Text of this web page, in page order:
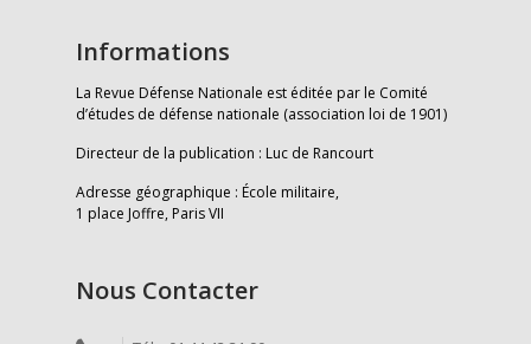
Informations
La Revue Défense Nationale est éditée par le Comité
d’études de défense nationale (association loi de 1901)
Directeur de la publication : Luc de Rancourt
Adresse géographique : École militaire,
1 place Joffre, Paris VII
Nous Contacter